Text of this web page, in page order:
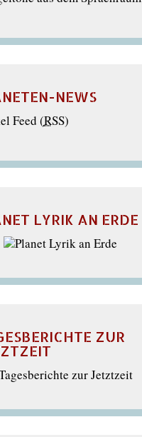
NEWS
Feed (RSS)
LYRIK AN ERDE
ZUR